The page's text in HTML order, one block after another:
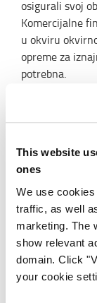
This website
ones
We use
traffic, as well
marketing. The
show relevant
domain. Click
your cookie
osigurali svoj
Komercijalne
u okviru
opreme za
potrebna.
Asortiman